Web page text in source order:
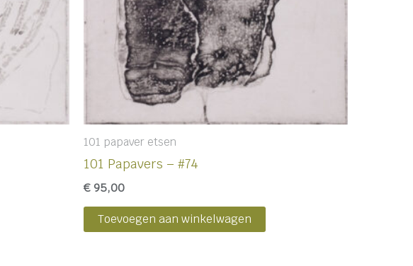
101 papaver etsen
101 Papavers – #74
€95,00
Toevoegen aan winkelwagen